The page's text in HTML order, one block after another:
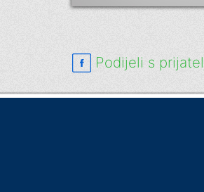
Podijeli s